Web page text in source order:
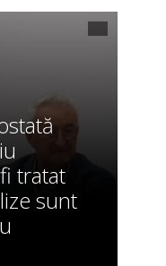
tratat
sunt